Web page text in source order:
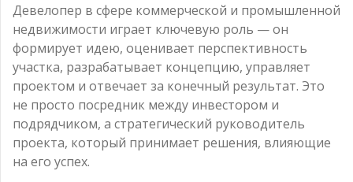
Девелопер в сфере коммерческой и промышленной
недвижимости играет ключевую роль — он
формирует идею, оценивает перспективность
участка, разрабатывает концепцию, управляет
проектом и отвечает за конечный результат. Это
не просто посредник между инвестором и
подрядчиком, а стратегический руководитель
проекта, который принимает решения, влияющие
на его успех.